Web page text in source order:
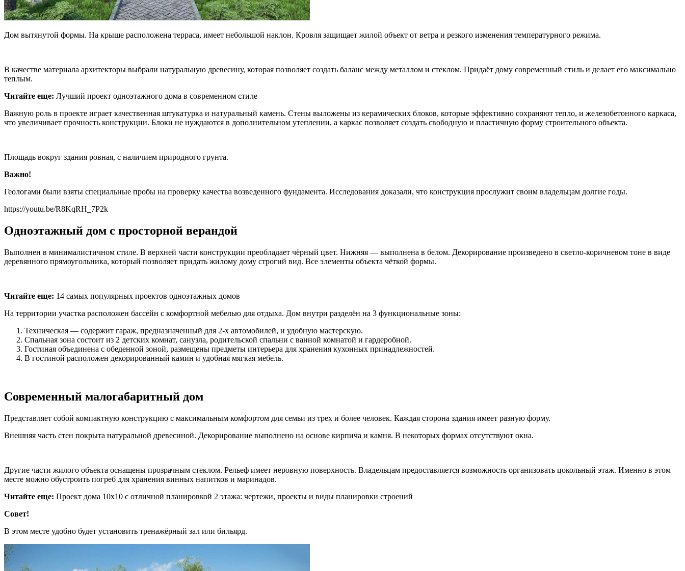
Дом вытянутой формы. На крыше расположена терраса, имеет небольшой наклон. Кровля защищает жилой объект от ветра и резкого изменения температурного режима.
В качестве материала архитекторы выбрали натуральную древесину, которая позволяет создать баланс между металлом и стеклом. Придаёт дому современный стиль и делает его максимально
теплым.
Читайте еще: Лучший проект одноэтажного дома в современном стиле
Важную роль в проекте играет качественная штукатурка и натуральный камень. Стены выложены из керамических блоков, которые эффективно сохраняют тепло, и железобетонного каркаса,
что увеличивает прочность конструкции. Блоки не нуждаются в дополнительном утеплении, а каркас позволяет создать свободную и пластичную форму строительного объекта.
Площадь вокруг здания ровная, с наличием природного грунта.
Важно!
Геологами были взяты специальные пробы на проверку качества возведенного фундамента. Исследования доказали, что конструкция прослужит своим владельцам долгие годы.
https://youtu.be/R8KqRH_7P2k
Одноэтажный дом с просторной верандой
Выполнен в минималистичном стиле. В верхней части конструкции преобладает чёрный цвет. Нижняя — выполнена в белом. Декорирование произведено в светло-коричневом тоне в виде
деревянного прямоугольника, который позволяет придать жилому дому строгий вид. Все элементы объекта чёткой формы.
Читайте еще: 14 самых популярных проектов одноэтажных домов
На территории участка расположен бассейн с комфортной мебелью для отдыха. Дом внутри разделён на 3 функциональные зоны:
Техническая — содержит гараж, предназначенный для 2-х автомобилей, и удобную мастерскую.
Спальная зона состоит из 2 детских комнат, санузла, родительской спальни с ванной комнатой и гардеробной.
Гостиная объединена с обеденной зоной, размещены предметы интерьера для хранения кухонных принадлежностей.
В гостиной расположен декорированный камин и удобная мягкая мебель.
Современный малогабаритный дом
Представляет собой компактную конструкцию с максимальным комфортом для семьи из трех и более человек. Каждая сторона здания имеет разную форму.
Внешняя часть стен покрыта натуральной древесиной. Декорирование выполнено на основе кирпича и камня. В некоторых формах отсутствуют окна.
Другие части жилого объекта оснащены прозрачным стеклом. Рельеф имеет неровную поверхность. Владельцам предоставляется возможность организовать цокольный этаж. Именно в этом
месте можно обустроить погреб для хранения винных напитков и маринадов.
Читайте еще: Проект дома 10х10 с отличной планировкой 2 этажа: чертежи, проекты и виды планировки строений
Совет!
В этом месте удобно будет установить тренажёрный зал или бильярд.